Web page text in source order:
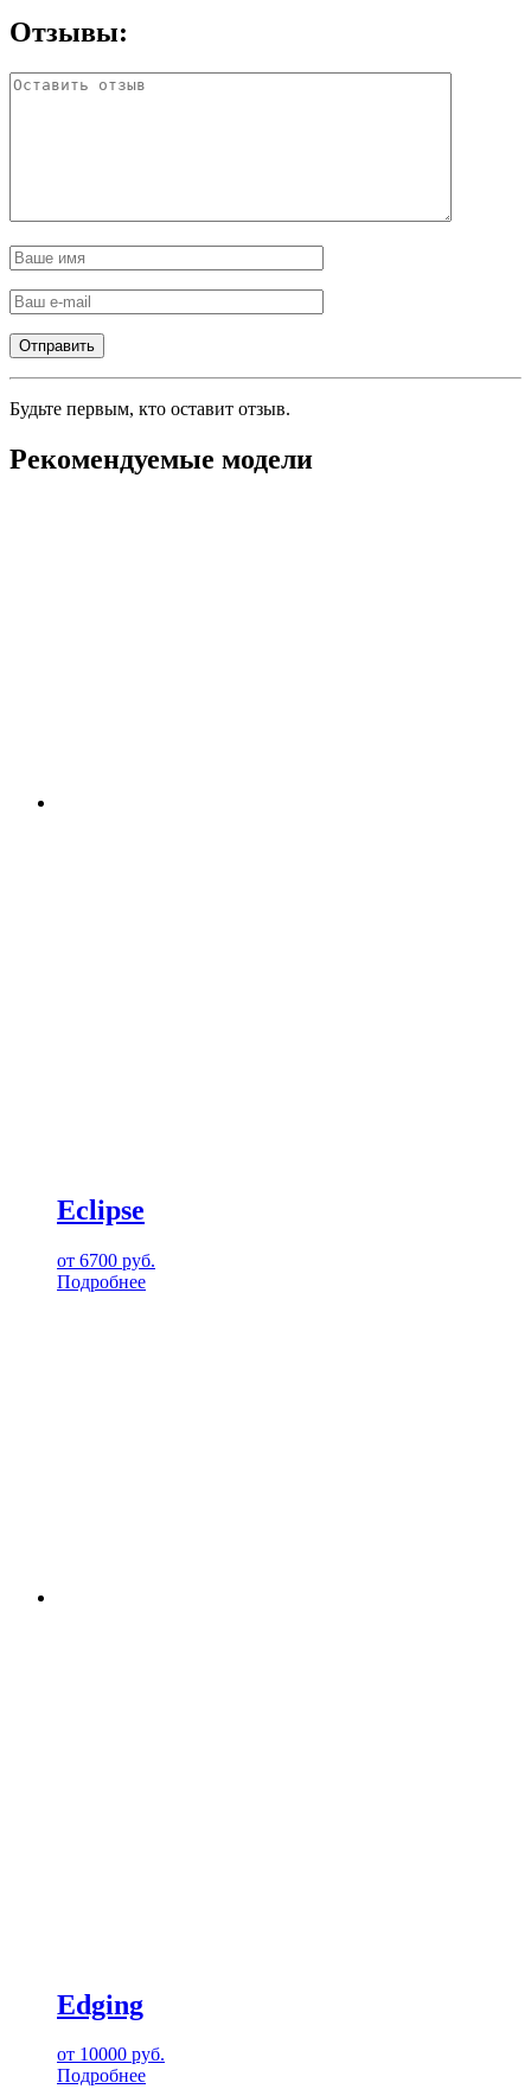
Отзывы:
Будьте первым, кто оставит отзыв.
Рекомендуемые модели
Eclipse
от 6700 руб.
Подробнее
Edging
от 10000 руб.
Подробнее